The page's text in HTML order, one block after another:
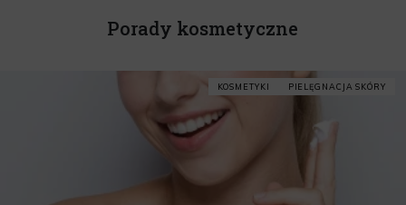
Porady kosmetyczne
KOSMETYKI PIELĘGNACJA SKÓRY